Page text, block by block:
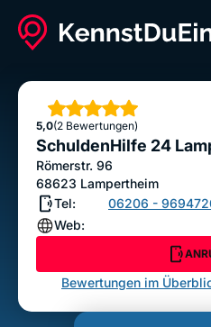
SchuldenHilfe
5,0
Sterne
(2 Bewertungen)
SchuldenHilfe 24
Römerstr. 96
68623 Lampertheim
Tel:
06206 -
Web:
Bewertungen im